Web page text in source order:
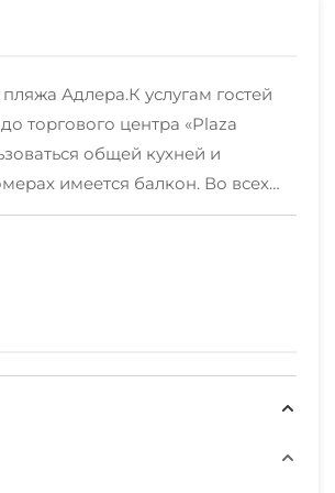
Адлера.К услугам гостей
торгового центра «Plaza
общей кухней и
имеется балкон. Во всех
популярностью отдых
зимнего спорта «Айсберг».